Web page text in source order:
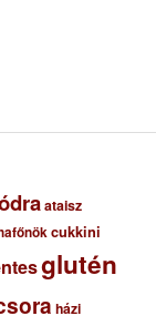
ataisz
cukkini
glutén
házi